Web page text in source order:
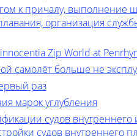
к причалу, выполнение
организация
Zip World at
самолёт больше не
раз
марок углубления
судов
судов внутреннего